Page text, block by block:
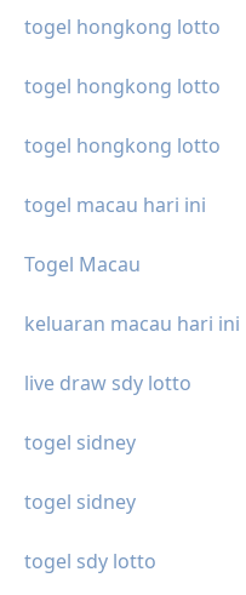
togel hongkong lotto
togel hongkong lotto
togel hongkong lotto
togel macau hari ini
Togel Macau
keluaran macau hari ini
live draw sdy lotto
togel sidney
togel sidney
togel sdy lotto